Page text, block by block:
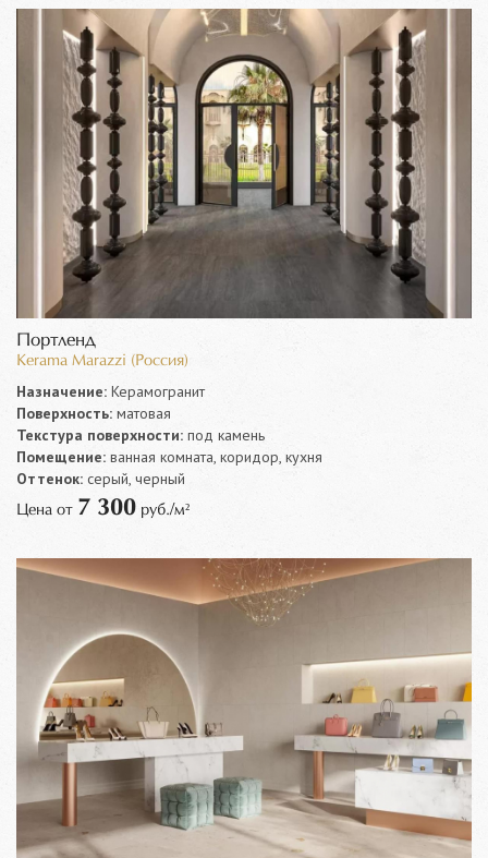
Портленд
Kerama Marazzi (Россия)
Назначение: Керамогранит
Поверхность: матовая
Текстура поверхности: под камень
Помещение: ванная комната, коридор, кухня
Оттенок: серый, черный
Цена от 7 300 руб./м²